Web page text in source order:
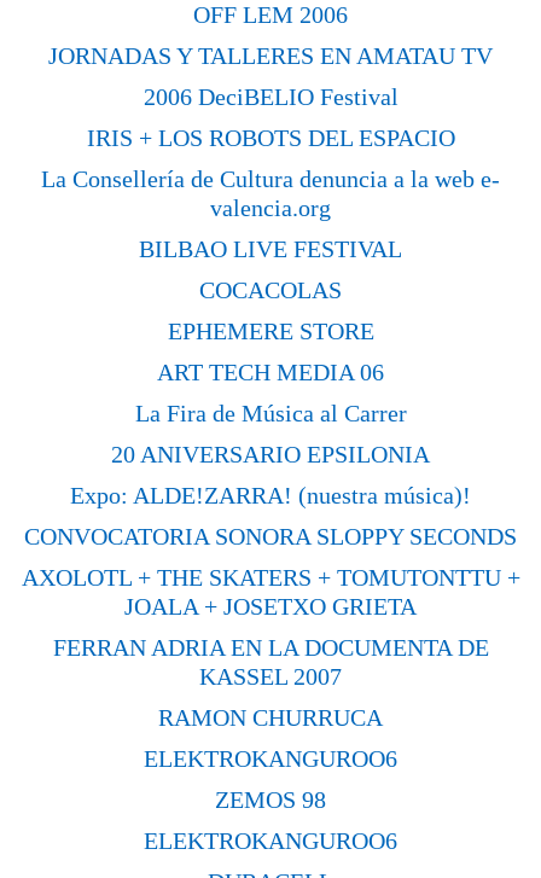
OFF LEM 2006
JORNADAS Y TALLERES EN AMATAU TV
2006 DeciBELIO Festival
IRIS + LOS ROBOTS DEL ESPACIO
La Consellería de Cultura denuncia a la web e-
valencia.org
BILBAO LIVE FESTIVAL
COCACOLAS
EPHEMERE STORE
ART TECH MEDIA 06
La Fira de Música al Carrer
20 ANIVERSARIO EPSILONIA
Expo: ALDE!ZARRA! (nuestra música)!
CONVOCATORIA SONORA SLOPPY SECONDS
AXOLOTL + THE SKATERS + TOMUTONTTU +
JOALA + JOSETXO GRIETA
FERRAN ADRIA EN LA DOCUMENTA DE
KASSEL 2007
RAMON CHURRUCA
ELEKTROKANGUROO6
ZEMOS 98
ELEKTROKANGUROO6